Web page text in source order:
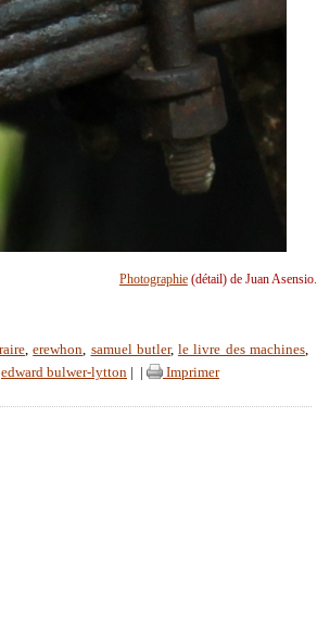
Photographie(détail) de Juan Asensio.
,erewhon, samuel butler,le livre des machines,
edward bulwer-lytton Imprimer